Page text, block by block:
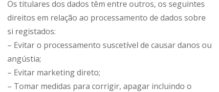
Os titulares dos dados têm entre outros, os seguintes
direitos em relação ao processamento de dados sobre
si registados:
– Evitar o processamento suscetível de causar danos ou
angústia;
– Evitar marketing direto;
– Tomar medidas para corrigir, apagar incluindo o